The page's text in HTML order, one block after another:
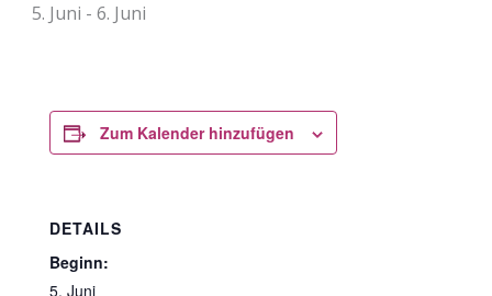
5. Juni - 6. Juni
Zum Kalender hinzufügen
DETAILS
Beginn:
5. Juni